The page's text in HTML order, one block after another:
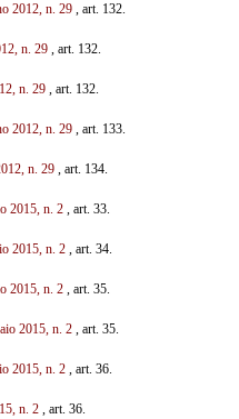
2012, n. 29, art. 132.
n. 29, art. 132.
n. 29, art. 132.
2012, n. 29, art. 133.
n. 29, art. 134.
2015, n. 2, art. 33.
2015, n. 2, art. 34.
2015, n. 2, art. 35.
2015, n. 2, art. 35.
2015, n. 2, art. 36.
n. 2, art. 36.